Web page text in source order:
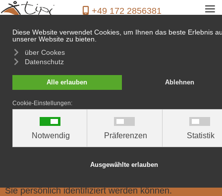
Diese Website verwendet Cookies, um Ihnen das beste Erlebnis
unserer Website zu bieten.
über Cookes
Datenschutz
Alle erlauben Ablehnen
Cookie-Einstellungen:
Notwendig Präferenzen Statistik
Ausgewählte erlauben
+49 172 2856381 ≡
1. Datenschutz auf einen
Blick
Allgemeine Hinweise
Daten passiert, wenn Sie diese Website besuchen.
Sie persönlich identifiziert werden können.